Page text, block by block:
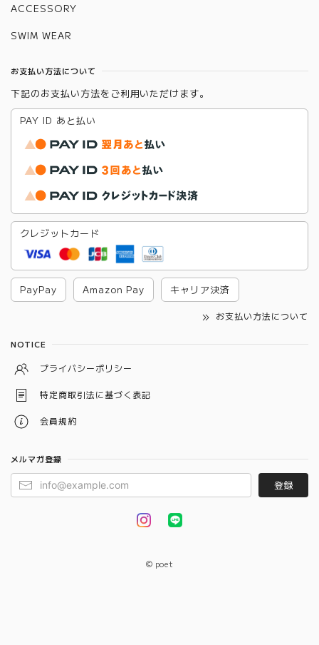
ACCESSORY
SWIM WEAR
お支払い方法について
下記のお支払い方法をご利用いただけます。
PAY ID あと払い
クレジットカード
PayPay Amazon Pay キャリア決済
お支払い方法について
NOTICE
プライバシーポリシー
特定商取引法に基づく表記
会員規約
メルマガ登録
登録
© poet